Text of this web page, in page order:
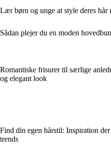
Lær børn og unge at style deres
Sådan plejer du en moden
Romantiske frisurer til særlige
og elegant look
Find din egen hårstil: Inspiration
trends